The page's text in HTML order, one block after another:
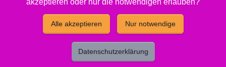
2026 - Peach Druckerpatronen Versand Jetzt günstig und
kompatibel kaufen.
akzeptieren oder nur die notwendigen erlauben?
Alle akzeptieren Nur notwendige
Datenschutzerklärung